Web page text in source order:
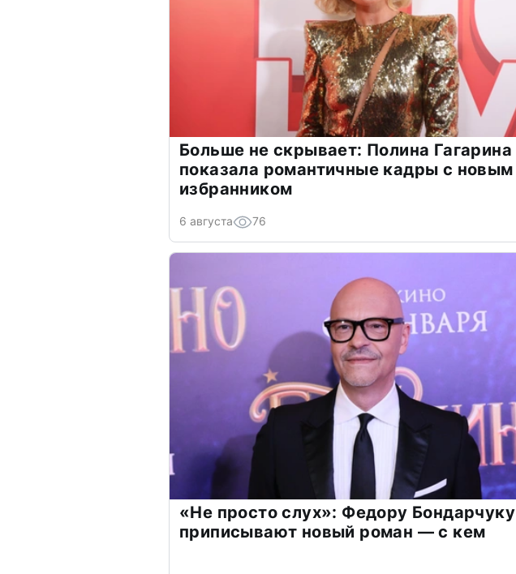
Больше не скрывает: Полина Гагарина
показала романтичные кадры с новым
избранником
6 августа 76
«Не просто слух»: Федору Бондарчуку
приписывают новый роман — с кем